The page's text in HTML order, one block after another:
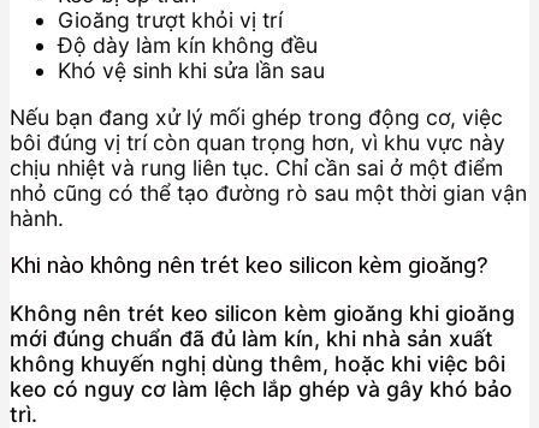
Gioăng trượt khỏi vị trí
Độ dày làm kín không đều
Khó vệ sinh khi sửa lần sau
Nếu bạn đang xử lý mối ghép trong động cơ, việc
bôi đúng vị trí còn quan trọng hơn, vì khu vực này
chịu nhiệt và rung liên tục. Chỉ cần sai ở một điểm
nhỏ cũng có thể tạo đường rò sau một thời gian vận
hành.
Khi nào không nên trét keo silicon kèm gioăng?
Không nên trét keo silicon kèm gioăng khi gioăng
mới đúng chuẩn đã đủ làm kín, khi nhà sản xuất
không khuyến nghị dùng thêm, hoặc khi việc bôi
keo có nguy cơ làm lệch lắp ghép và gây khó bảo
trì.